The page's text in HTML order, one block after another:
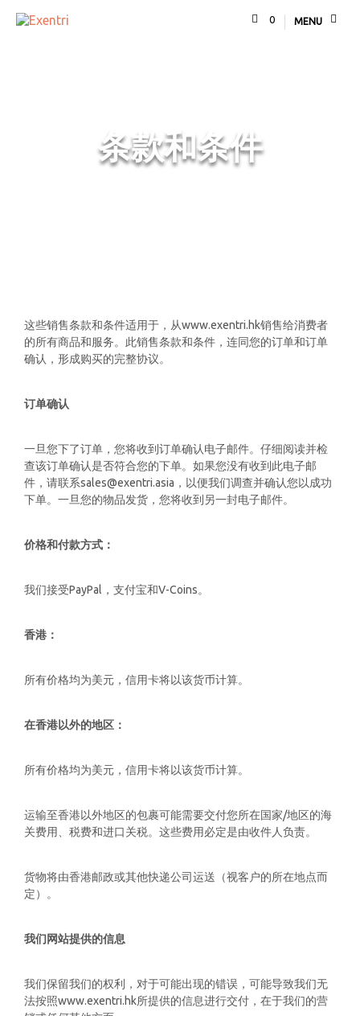
0 MENU
条款和条件
这些销售条款和条件适用于，从www.exentri.hk销售给消费者
的所有商品和服务。此销售条款和条件，连同您的订单和订单
确认，形成购买的完整协议。
订单确认
一旦您下了订单，您将收到订单确认电子邮件。仔细阅读并检
查该订单确认是否符合您的下单。如果您没有收到此电子邮
件，请联系sales@exentri.asia，以便我们调查并确认您以成功
下单。一旦您的物品发货，您将收到另一封电子邮件。
价格和付款方式：
我们接受PayPal，支付宝和V-Coins。
香港：
所有价格均为美元，信用卡将以该货币计算。
在香港以外的地区：
所有价格均为美元，信用卡将以该货币计算。
运输至香港以外地区的包裹可能需要交付您所在国家/地区的海
关费用、税费和进口关税。这些费用必定是由收件人负责。
货物将由香港邮政或其他快递公司运送（视客户的所在地点而
定）。
我们网站提供的信息
我们保留我们的权利，对于可能出现的错误，可能导致我们无
法按照www.exentri.hk所提供的信息进行交付，在于我们的营